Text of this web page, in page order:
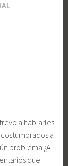
a hablarles
a
problema ¿A
que